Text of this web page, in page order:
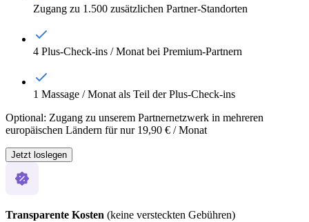
Zugang zu 1.500 zusätzlichen Partner-Standorten
4 Plus-Check-ins / Monat bei Premium-Partnern
1 Massage / Monat als Teil der Plus-Check-ins
Optional: Zugang zu unserem Partnernetzwerk in mehreren
europäischen Ländern für nur 19,90 € / Monat
Jetzt loslegen
Transparente Kosten (keine versteckten Gebühren)